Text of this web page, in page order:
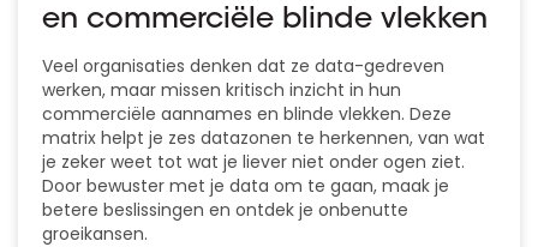
en commerciële blinde vlekken
Veel organisaties denken dat ze data-gedreven
werken, maar missen kritisch inzicht in hun
commerciële aannames en blinde vlekken. Deze
matrix helpt je zes datazonen te herkennen, van wat
je zeker weet tot wat je liever niet onder ogen ziet.
Door bewuster met je data om te gaan, maak je
betere beslissingen en ontdek je onbenutte
groeikansen.